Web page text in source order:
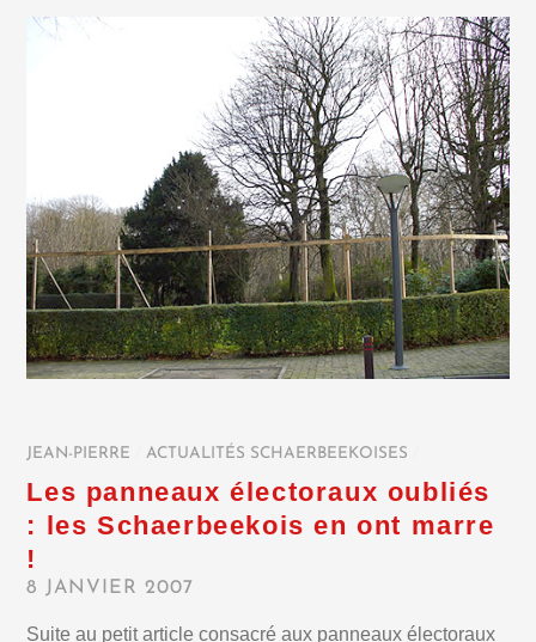
JEAN-PIERRE ACTUALITÉS SCHAERBEEKOISES
Les panneaux électoraux oubliés
: les Schaerbeekois en ont marre
!
8 JANVIER 2007
Suite au petit article consacré aux panneaux électoraux